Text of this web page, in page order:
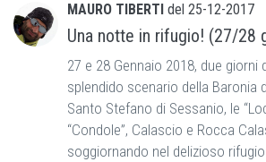
MAURO TIBERTI del 25-12-2017
Una notte in rifugio! (27/28
27 e 28 Gennaio 2018, due giorni
splendido scenario della Baronia
Santo Stefano di Sessanio, le
“Condole”, Calascio e Rocca
soggiornando nel delizioso